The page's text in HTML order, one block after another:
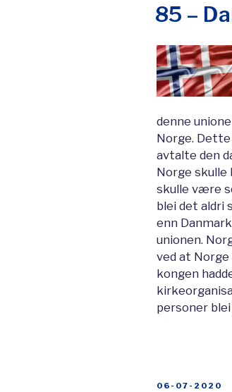
85 –
denne
Norge.
avtalte den
Norge skulle
skulle være
blei det aldri
enn
unionen.
ved at
kongen
personer
POSTED
06-07-2020